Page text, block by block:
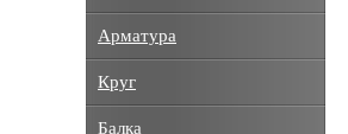
Арматура
Круг
Балка